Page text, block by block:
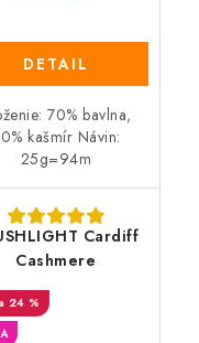
DETAIL
70% bavlna,
kašmír Návin:
25g=94m
Cardiff
Cashmere
24 %